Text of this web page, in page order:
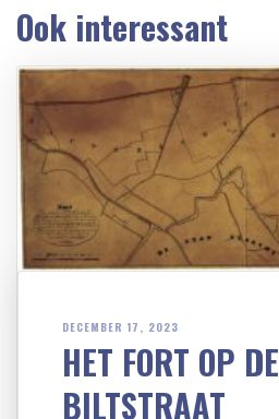
Ook interessant
DECEMBER 17, 2023
HET FORT OP DE
BILTSTRAAT